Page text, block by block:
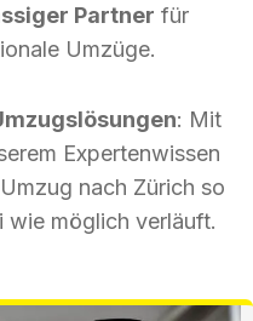
Partner für
Umzüge.
: Mit
Expertenwissen
nach Zürich so
wie möglich verläuft.